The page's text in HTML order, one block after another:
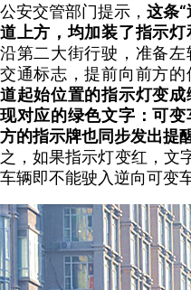
公安交管部门提示， 这条
道上方，均加装了指示
沿第二大街行驶，准备
交通标志，提前向前方的
道起始位置的指示灯变
现对应的绿色文字：可变
方的指示牌也同步发出提
之，如果指示灯变红，文
车辆即不能驶入逆向可变